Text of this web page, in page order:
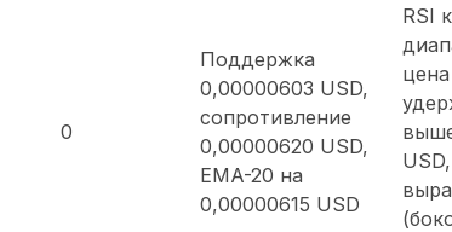
0
Поддержка
0,00000603 USD,
сопротивление
0,00000620 USD,
EMA-20 на
0,00000615 USD
RSI
цена